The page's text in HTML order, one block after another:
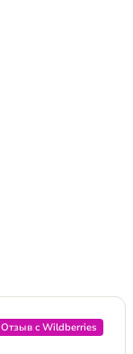
Отзыв с Wildberries